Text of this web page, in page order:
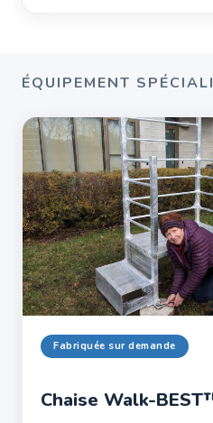
ÉQUIPEMENT
Fabriquée sur demande
Chaise Walk-